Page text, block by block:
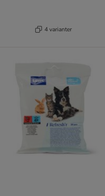
4 varianter